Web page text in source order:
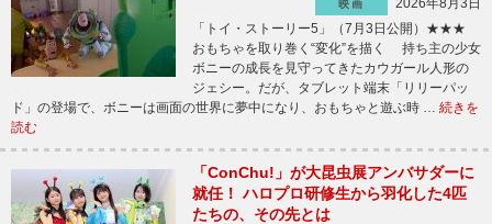
映画
「トイ・ストーリー5」（7月3日公開）★★★
おもちゃを取り巻く“変化”を描く 持ち主の少女
ボニーの成長を見守ってきたカウガール人形の
ジェシー。だが、タブレット端末「リリーパッ
ド」の登場で、ボニーは画面の世界に夢中になり、おもちゃと遊ぶ時 … 続きを
読む
「ConChu!」が大昆虫展アンバサダーに
就任！ ハロプロ研修生から羽化した4匹
たちの、その先とは